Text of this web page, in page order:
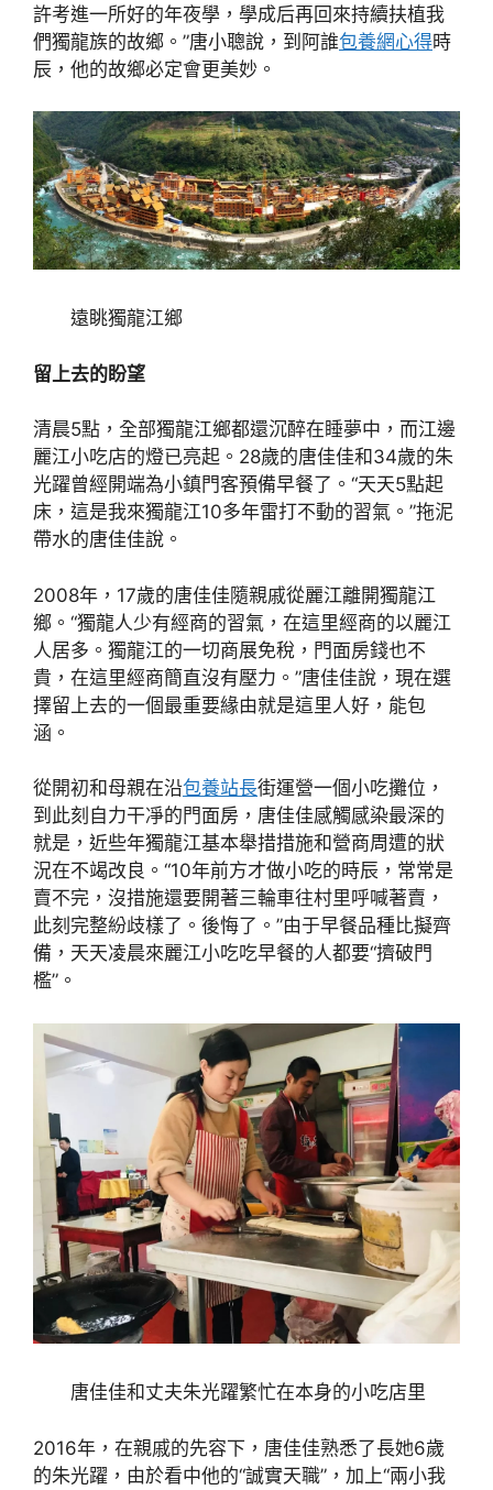
許考進一所好的年夜學，學成后再回來持續扶植我
們獨龍族的故鄉。”唐小聰說，到阿誰包養網心得時
辰，他的故鄉必定會更美妙。
遠眺獨龍江鄉
留上去的盼望
清晨5點，全部獨龍江鄉都還沉醉在睡夢中，而江邊
麗江小吃店的燈已亮起。28歲的唐佳佳和34歲的朱
光躍曾經開端為小鎮門客預備早餐了。“天天5點起
床，這是我來獨龍江10多年雷打不動的習氣。”拖泥
帶水的唐佳佳說。
2008年，17歲的唐佳佳隨親戚從麗江離開獨龍江
鄉。“獨龍人少有經商的習氣，在這里經商的以麗江
人居多。獨龍江的一切商展免稅，門面房錢也不
貴，在這里經商簡直沒有壓力。”唐佳佳說，現在選
擇留上去的一個最重要緣由就是這里人好，能包
涵。
從開初和母親在沿包養站長街運營一個小吃攤位，
到此刻自力干凈的門面房，唐佳佳感觸感染最深的
就是，近些年獨龍江基本舉措措施和營商周遭的狀
況在不竭改良。“10年前方才做小吃的時辰，常常是
賣不完，沒措施還要開著三輪車往村里呼喊著賣，
此刻完整紛歧樣了。後悔了。”由于早餐品種比擬齊
備，天天凌晨來麗江小吃吃早餐的人都要“擠破門
檻”。
唐佳佳和丈夫朱光躍繁忙在本身的小吃店里
2016年，在親戚的先容下，唐佳佳熟悉了長她6歲
的朱光躍，由於看中他的“誠實天職”，加上“兩小我